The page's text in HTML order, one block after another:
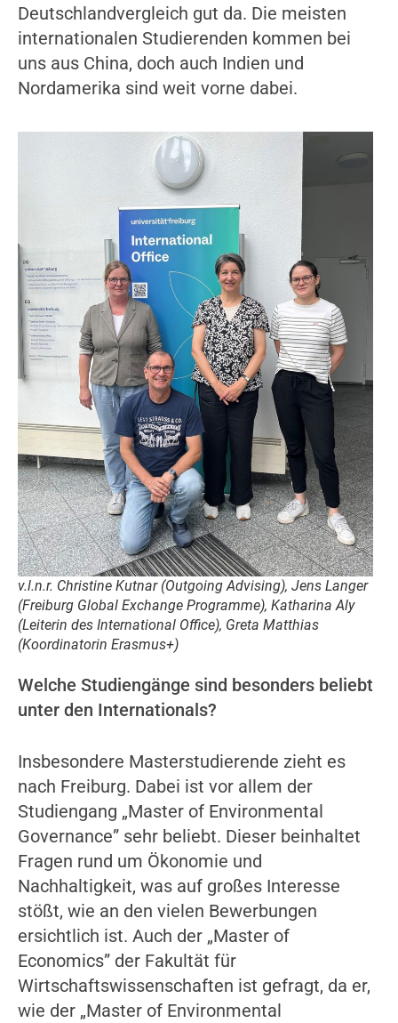
Deutschlandvergleich gut da. Die meisten
internationalen Studierenden kommen bei
uns aus China, doch auch Indien und
Nordamerika sind weit vorne dabei.
v.l.n.r. Christine Kutnar (Outgoing Advising), Jens Langer
(Freiburg Global Exchange Programme), Katharina Aly
(Leiterin des International Office), Greta Matthias
(Koordinatorin Erasmus+)
Welche Studiengänge sind besonders beliebt
unter den Internationals?
Insbesondere Masterstudierende zieht es
nach Freiburg. Dabei ist vor allem der
Studiengang „Master of Environmental
Governance” sehr beliebt. Dieser beinhaltet
Fragen rund um Ökonomie und
Nachhaltigkeit, was auf großes Interesse
stößt, wie an den vielen Bewerbungen
ersichtlich ist. Auch der „Master of
Economics” der Fakultät für
Wirtschaftswissenschaften ist gefragt, da er,
wie der „Master of Environmental